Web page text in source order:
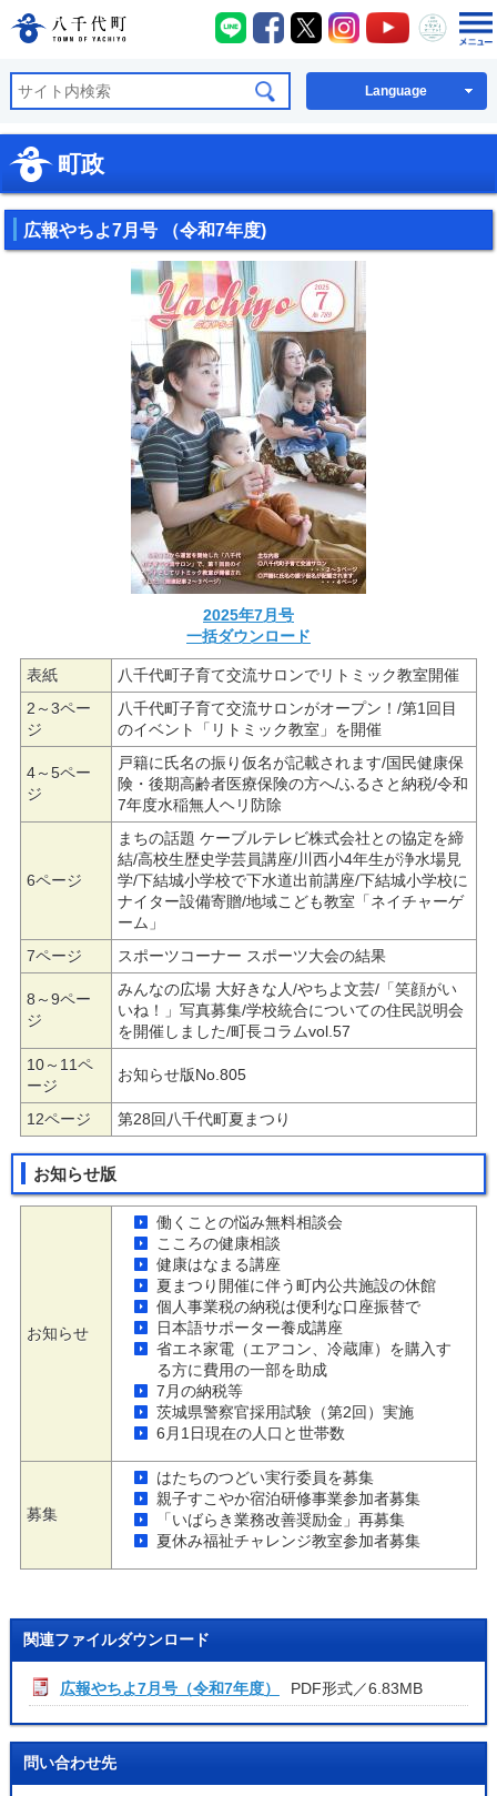
八千代町公式ホームページ
八千代町LINE
八千代町Facebook
八千代町X八千代町Instagram
八千代町
八千
Language
町政
広報やちよ7月号 （令和7年度)
2025年7月号
一括ダウンロード
表紙
八千代町子育て交流サロンでリトミック教室開催
2～3ペー
ジ
八千代町子育て交流サロンがオープン！/第1回目
のイベント「リトミック教室」を開催
4～5ペー
ジ
戸籍に氏名の振り仮名が記載されます/国民健康保
険・後期高齢者医療保険の方へ/ふるさと納税/令和
7年度水稲無人ヘリ防除
6ページ
まちの話題 ケーブルテレビ株式会社との協定を締
結/高校生歴史学芸員講座/川西小4年生が浄水場見
学/下結城小学校で下水道出前講座/下結城小学校に
ナイター設備寄贈/地域こども教室「ネイチャーゲ
ーム」
7ページ
スポーツコーナー スポーツ大会の結果
8～9ペー
ジ
みんなの広場 大好きな人/やちよ文芸/「笑顔がい
いね！」写真募集/学校統合についての住民説明会
を開催しました/町長コラムvol.57
10～11ペ
ージ
お知らせ版No.805
12ページ 第28回八千代町夏まつり
お知らせ版
お知らせ
働くことの悩み無料相談会
こころの健康相談
健康はなまる講座
夏まつり開催に伴う町内公共施設の休館
個人事業税の納税は便利な口座振替で
日本語サポーター養成講座
省エネ家電（エアコン、冷蔵庫）を購入す
る方に費用の一部を助成
7月の納税等
茨城県警察官採用試験（第2回）実施
6月1日現在の人口と世帯数
募集
はたちのつどい実行委員を募集
親子すこやか宿泊研修事業参加者募集
「いばらき業務改善奨励金」再募集
夏休み福祉チャレンジ教室参加者募集
関連ファイルダウンロード
広報やちよ7月号（令和7年度） PDF形式／6.83MB
問い合わせ先